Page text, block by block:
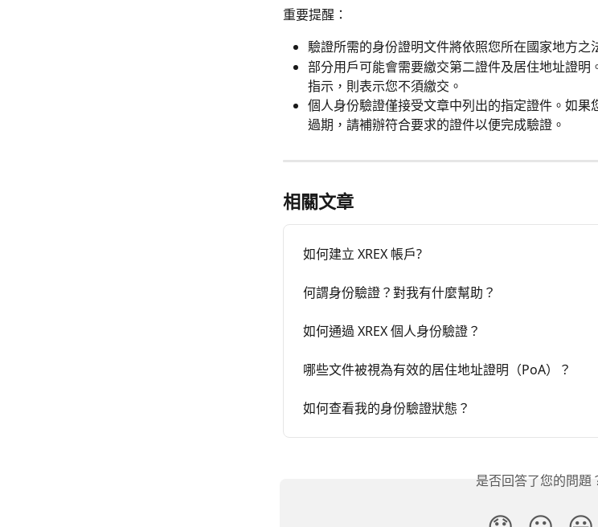
重要提醒：
驗證所需的身份證明文件將依照您所在國家地方之
部分用戶可能會需要繳交第二證件及居住地址證
指示，則表示您不須繳交。
個人身份驗證僅接受文章中列出的指定證件。如
過期，請補辦符合要求的證件以便完成驗證。
相關文章
如何建立 XREX 帳戶?
何謂身份驗證？對我有什麼幫助？
如何通過 XREX 個人身份驗證？
哪些文件被視為有效的居住地址證明（PoA）？
如何查看我的身份驗證狀態？
是否回答了您的問題